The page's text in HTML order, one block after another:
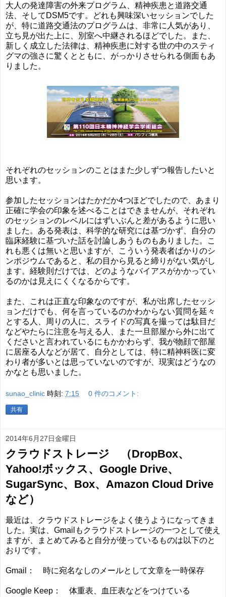
大人の発達障害の外来プログラム、精神疾患と道路交通
法、そしてDSM5です。どれも興味深いセッションでした
が、特に道路交通法のプログラムは、非常に人気があり、
立ち見が出た上に、別室へ中継されるほどでした。また、
新しく成立した法律は、精神疾患に対する世の中のスティ
グマの強さに驚くとともに、がっかりさせられる側面もあ
りました。
それぞれのセッションのことはまた少しずつ報告したいと
思います。
参加したセッションはたかだか4つほどでしたので、あまり
正確に学会の印象を述べることはできませんが、それぞれ
のセッションのレベルにはずいぶんと差があるように思い
ました。ある発表は、科学的な研究には基づかず、自分の
臨床経験に基づいた話を討論しあうものもありました。こ
れも悪くは無いと思いますが、こういう発表者ばかりのシ
ンポジウムであると、私の目から見ると締りがない気がし
ます。経験則だけでは、どのようなバイアスがかかってい
るのかは見えにくくなるからです。
また、これは正直な印象なのですが、私が出席したセッシ
ョンだけでも、何を言っているのかわからない質問を延々
とする人、周りの人に、スライドの写真を撮っては駄目だ
などやたらに注意を与える人、また一旦部屋から外に出て
くださいと言われているにもかかわらず、我が物顔で部屋
に居座る人などが居て、自分としては、特に精神科医に変
わり者が多いとは思っていないのですが、現実はどうなの
かなとも思いました。
sunao_clinic 時刻: 7:15 0 件のコメント:
共有
2014年6月27日金曜日
クラウドストレージ （DropBox、
Yahoo!ボックス、Google Drive、
SugarSync、Box、Amazon Cloud Drive
など）
最近は、クラウドストレージをよく使うようになってきま
した。実は、Gmailもクラウドストレージの一つとして使え
ますが、まとめてみると自分が使っているものは以下のと
おりです。
Gmail： 時に宛名なしのメールとして文章を一時保存
Google Keep： 体重表、血圧表などをつけている